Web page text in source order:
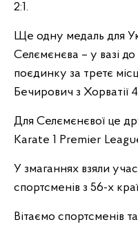
2:1.
Ще одну медаль для
Селємєнєва – у вазі
поєдинку за третє
Бечирович з Хорватії
Для Селємєнєвої це
Karate 1 Premier
У змаганнях взяли
спортсменів з 56-х
Вітаємо спортсменів